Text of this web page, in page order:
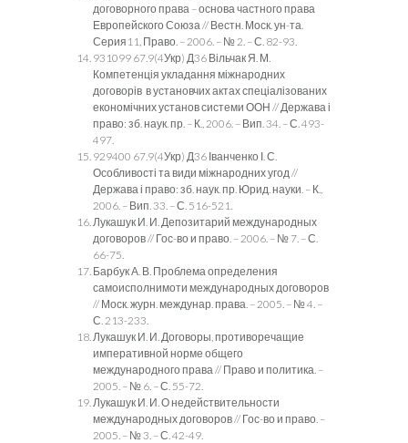
договорного права – основа частного права
Европейского Союза // Вестн. Моск. ун-та.
Серия11, Право. – 2006. – № 2. – С. 82-93.
931099 67.9(4Укр) Д36 Вільчак Я. М.
Компетенція укладання міжнародних
договорів в установчих актах спеціалізованих
економічних установ системи ООН // Держава і
право: зб. наук. пр. – К., 2006. – Вип. 34. – С. 493-
497.
929400 67.9(4Укр) Д36 Іванченко І. С.
Особливості та види міжнародних угод //
Держава і право: зб. наук. пр. Юрид. науки. – К.,
2006. – Вип. 33. – С. 516-521.
Лукашук И. И. Депозитарий международных
договоров // Гос-во и право. – 2006. – № 7. – С.
66-75.
Барбук А. В. Проблема определения
самоисполнимоти международных договоров
// Моск. журн. междунар. права. – 2005. – № 4. –
С. 213-233.
Лукашук И. И. Договоры, противоречащие
императивной норме общего
международного права // Право и политика. –
2005. – № 6. – С. 55-72.
Лукашук И. И. О недействительности
международных договоров // Гос-во и право. –
2005. – № 3. – С. 42-49.